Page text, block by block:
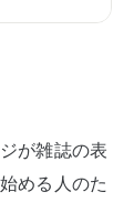
が雑誌の表
める人のた